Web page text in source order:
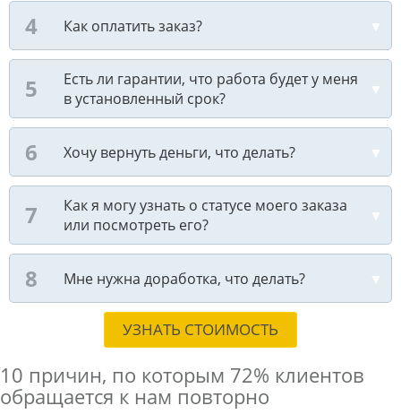
Как оплатить заказ?
Есть ли гарантии, что работа будет у меня
в установленный срок?
Хочу вернуть деньги, что делать?
Как я могу узнать о статусе моего заказа
или посмотреть его?
Мне нужна доработка, что делать?
УЗНАТЬ СТОИМОСТЬ
10 причин, по которым 72% клиентов
обращается к нам повторно